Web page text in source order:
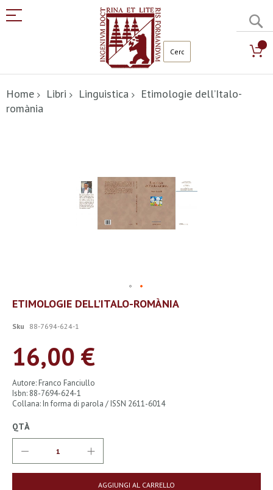
al
contenuto
Home Libri Linguistica
Etimologie dell’Italo-
romània
Vai
all'inizio
galleria
immagini
ETIMOLOGIE DELL’ITALO-ROMÀNIA
Sku 88-7694-624-1
16,00 €
Autore: Franco Fanciullo
Isbn: 88-7694-624-1
Collana: In forma di parola / ISSN 2611-6014
QTÀ
AGGIUNGI AL CARRELLO